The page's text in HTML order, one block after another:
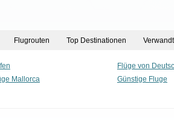
Flugrouten Top Destinationen
Flüge von
Mallorca
Günstige Fluge